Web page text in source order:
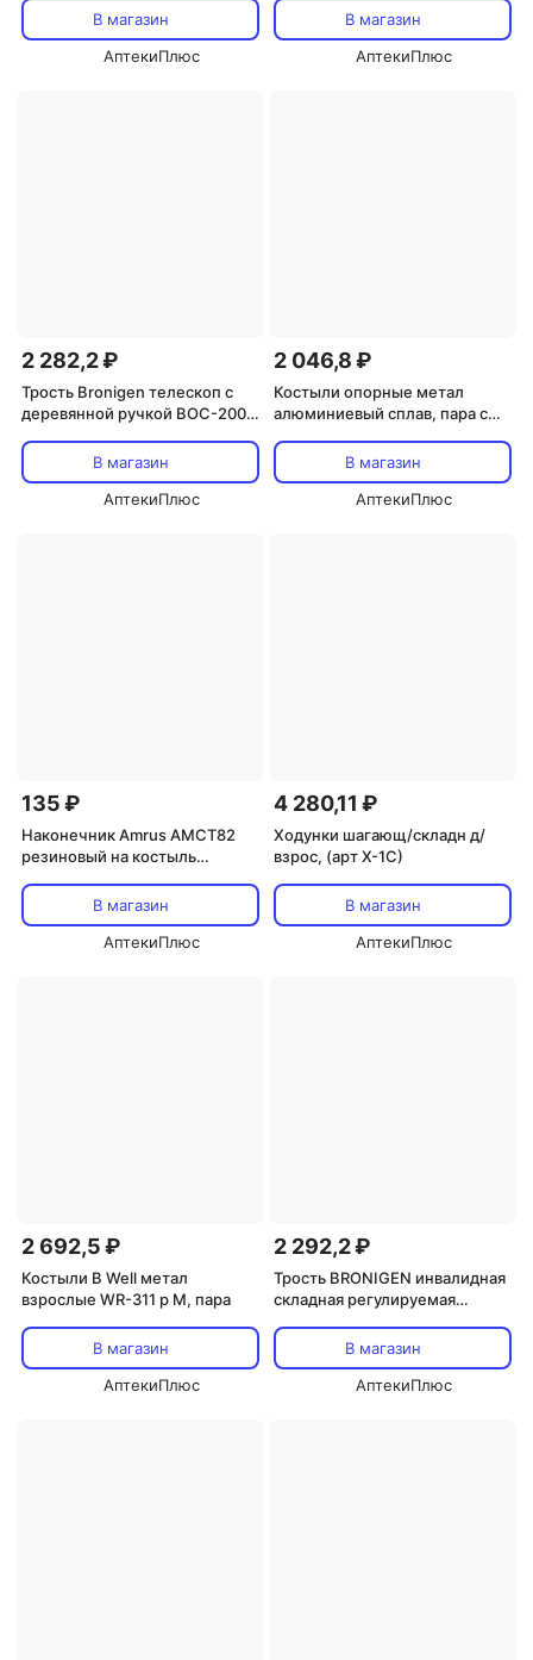
В магазин
АптекиПлюс
В магазин
АптекиПлюс
2 282,2 ₽
Трость Bronigen телескоп с
деревянной ручкой BOC-200
В магазин
АптекиПлюс
2 046,8 ₽
Костыли опорные метал
алюминиевый сплав, пара с
В магазин
АптекиПлюс
135 ₽
Наконечник Amrus АМСТ82
резиновый на костыль
В магазин
АптекиПлюс
4 280,11 ₽
Ходунки шагающ/складн д/
взрос, (арт Х-1С)
В магазин
АптекиПлюс
2 692,5 ₽
Костыли B Well метал
взрослые WR-311 р M, пара
В магазин
АптекиПлюс
2 292,2 ₽
Трость BRONIGEN инвалидная
складная регулируемая
бронзовыйВ магазин
АптекиПлюс